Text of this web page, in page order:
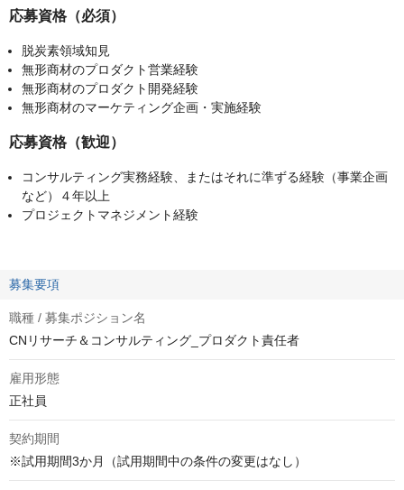
応募資格（必須）
脱炭素領域知見
無形商材のプロダクト営業経験
無形商材のプロダクト開発経験
無形商材のマーケティング企画・実施経験
応募資格（歓迎）
コンサルティング実務経験、またはそれに準ずる経験（事業企画
など）４年以上
プロジェクトマネジメント経験
募集要項
職種 / 募集ポジション名
CNリサーチ＆コンサルティング_プロダクト責任者
雇用形態
正社員
契約期間
※試用期間3か月（試用期間中の条件の変更はなし）